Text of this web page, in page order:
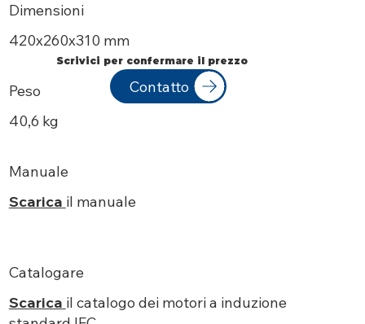
Dimensioni
420х260x310 mm
Peso
40,6 kg
Manuale
Scarica il manuale
Catalogare
Scarica il catalogo dei motori a induzione
Scrivici per confermare il prezzo
Contatto